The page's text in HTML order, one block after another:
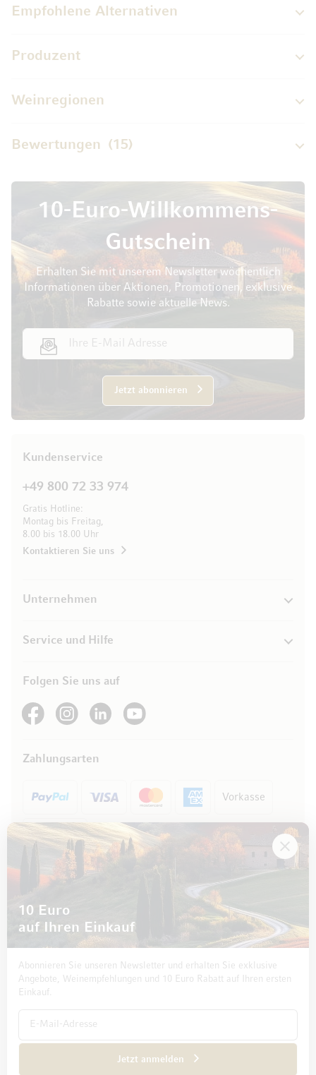
Empfohlene Alternativen
Produzent
Weinregionen
Bewertungen 15
10-Euro-Willkommens-
Gutschein
Erhalten Sie mit unserem Newsletter wöchentlich
Informationen über Aktionen, Promotionen, exklusive
Rabatte sowie aktuelle News.
Jetzt abonnieren
Kundenservice
+49 800 72 33 974
Gratis Hotline:
Montag bis Freitag,
8.00 bis 18.00 Uhr
Kontaktieren Sie uns
Unternehmen
Service und Hilfe
Folgen Sie uns auf
See our FacebookSee our Instagram account
See our LinkedInSee our YouTube channel
Zahlungsarten
Vorkasse
Rechnung
Datenschutz und Disclaimer
10 Euro
auf Ihren Einkauf
Abonnieren Sie unseren Newsletter und erhalten Sie exklusive
Angebote, Weinempfehlungen und 10 Euro Rabatt auf Ihren ersten
Einkauf.
Jetzt anmelden